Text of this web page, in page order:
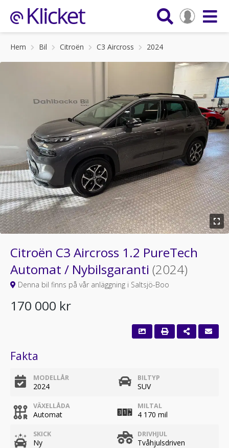
Hem Bil Citroën C3 Aircross 2024
Citroën C3 Aircross 1.2 PureTech
Automat / Nybilsgaranti (2024)
Denna bil finns på vår anläggning i Saltsjö-Boo
170 000 kr
Fakta
MODELLÅR
2024
BILTYP
SUV
VÄXELLÅDA
Automat
MILTAL
4 170 mil
SKICK
Ny
DRIVHJUL
Tvåhjulsdriven